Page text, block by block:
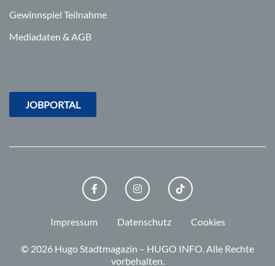
Gewinnspiel Teilnahme
Mediadaten & AGB
JOBPORTAL
FACEBOOKINSTAGRAMTIKTOK
Impressum Datenschutz Cookies
© 2026 Hugo Stadtmagazin – HUGO INFO.Alle Rechte
vorbehalten.